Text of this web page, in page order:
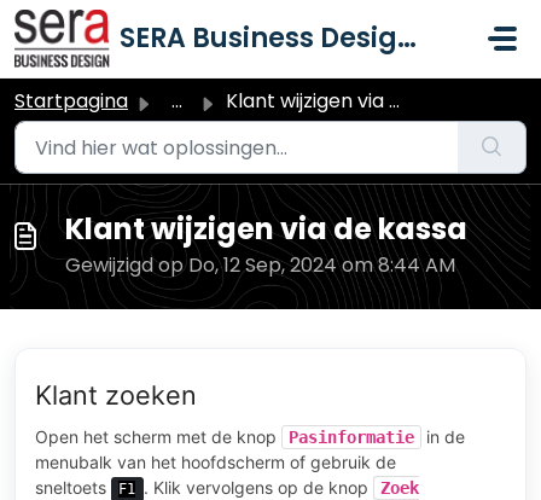
Doorgaan naar hoofdinhoud
SERA Business Design B.V.
Startpagina ... Klant wijzigen via de kassa
Klant wijzigen via de kassa
Gewijzigd op Do, 12 Sep, 2024 om 8:44 AM
Klant zoeken
Open het scherm met de knop Pasinformatie
in de
menubalk van het hoofdscherm of gebruik de
sneltoets
F1 . Klik vervolgens op de knop
Zoek